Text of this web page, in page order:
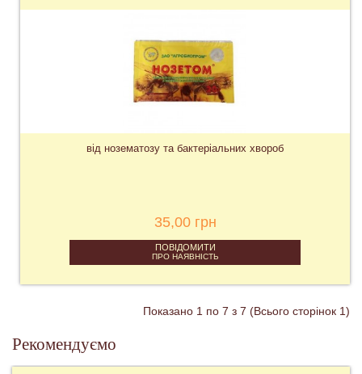
від нозематозу та бактеріальних хвороб
35,00 грн
ПОВІДОМИТИ
ПРО НАЯВНІСТЬ
Показано 1 по 7 з 7 (Всього сторінок 1)
Рекомендуємо